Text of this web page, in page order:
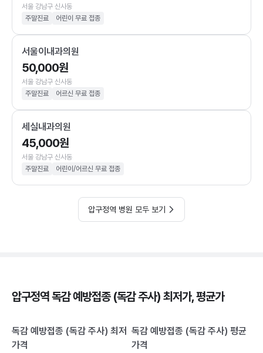
서울 강남구 신사동
주말진료
어린이 무료 접종
서울이내과의원
50,000원
서울 강남구 신사동
주말진료
어르신 무료 접종
세실내과의원
45,000원
서울 강남구 신사동
주말진료
어린이/어르신 무료 접종
압구정역 병원 모두 보기
압구정역 독감 예방접종 (독감 주사) 최저가, 평균가
독감 예방접종 (독감 주사) 최저
가격
독감 예방접종 (독감 주사) 평균
가격